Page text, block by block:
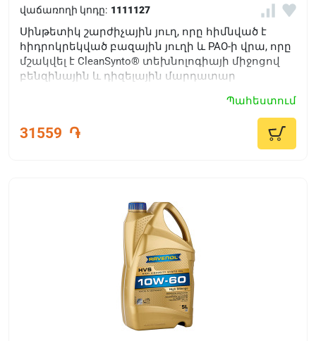
վաճառողի կոդը: 1111127
Սինթետիկ շարժիչային յուղ, որը հիմնված է
հիդրոկրեկված բազային յուղի և PAO-ի վրա, որը
մշակվել է CleanSynto® տեխնոլոգիայի միջոցով
բենզինային և դիզելային մարդատար
լիցքավորմամբ և առանց ուղղակի ներարկման:
Պահեստում
31559 ֏